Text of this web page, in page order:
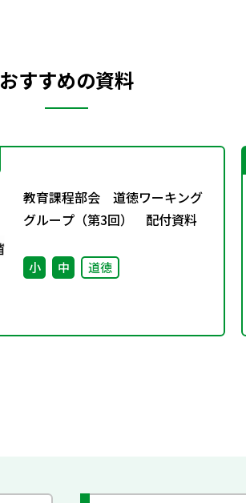
おすすめの資料
教育課程部会 道徳ワーキング
グループ（第3回） 配付資料
小 中 道徳